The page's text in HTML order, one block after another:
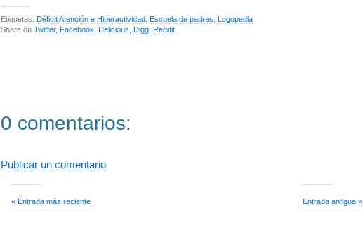
Etiquetas: Déficit Atención e Hiperactividad Escuela de padres Logopedia
Share on Twitter, Facebook Delicious Digg Reddit
0 comentarios:
Publicar un comentario
« Entrada más reciente Entrada antigua »